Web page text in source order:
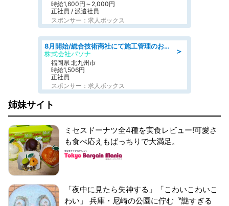
時給1,600円～2,000円
正社員 / 派遣社員
スポンサー：求人ボックス
＞
8月開始/総合技術商社にて施工管理のお仕事/即日勤務可/車通勤可/工事・土木施工管理/生産・品質管理
株式会社パソナ
福岡県 北九州市
時給1,506円
正社員
スポンサー：求人ボックス
姉妹サイト
ミセスドーナツ全4種を実食レビュー!可愛さ
も食べ応えもばっちりで大満足。
「夜中に見たら失神する」「こわいこわいこ
わい」 兵庫・尼崎の公園に佇む〝謎すぎる